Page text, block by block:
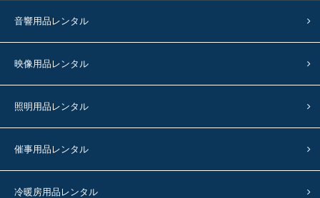
音響用品レンタル
映像用品レンタル
照明用品レンタル
催事用品レンタル
冷暖房用品レンタル